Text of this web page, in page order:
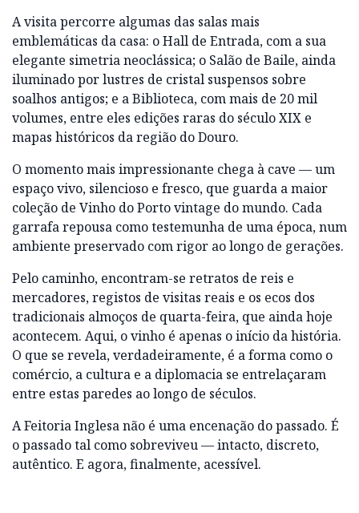
A visita percorre algumas das salas mais
emblemáticas da casa: o Hall de Entrada, com a sua
elegante simetria neoclássica; o Salão de Baile, ainda
iluminado por lustres de cristal suspensos sobre
soalhos antigos; e a Biblioteca, com mais de 20 mil
volumes, entre eles edições raras do século XIX e
mapas históricos da região do Douro.
O momento mais impressionante chega à cave — um
espaço vivo, silencioso e fresco, que guarda a maior
coleção de Vinho do Porto vintage do mundo. Cada
garrafa repousa como testemunha de uma época, num
ambiente preservado com rigor ao longo de gerações.
Pelo caminho, encontram-se retratos de reis e
mercadores, registos de visitas reais e os ecos dos
tradicionais almoços de quarta-feira, que ainda hoje
acontecem. Aqui, o vinho é apenas o início da história.
O que se revela, verdadeiramente, é a forma como o
comércio, a cultura e a diplomacia se entrelaçaram
entre estas paredes ao longo de séculos.
A Feitoria Inglesa não é uma encenação do passado. É
o passado tal como sobreviveu — intacto, discreto,
autêntico. E agora, finalmente, acessível.